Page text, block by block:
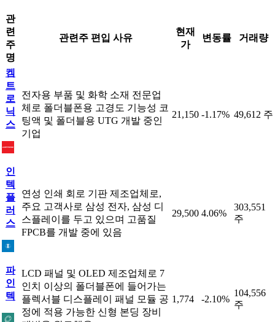
관
련
주
명
관련주 편입 사유
현재
가
변동률 거래량
켐
트
로
닉
스
전자용 부품 및 화학 소재 전문업
체로 폴더블폰용 고경도 기능성 코
팅액 및 폴더블용 UTG 개발 중인
기업
21,150 -1.17% 49,612 주
인
텍
플
러
스
연성 인쇄 회로 기판 제조업체로,
주요 고객사로 삼성 전자, 삼성 디
스플레이를 두고 있으며 고품질
FPCB를 개발 중에 있음
29,500 4.06%
303,551
주
파
인
텍
LCD 패널 및 OLED 제조업체로 7
인치 이상의 폴더블폰에 들어가는
플렉서블 디스플레이 패널 모듈 공
정에 적용 가능한 신형 본딩 장비
1,774 -2.10%
104,556
주